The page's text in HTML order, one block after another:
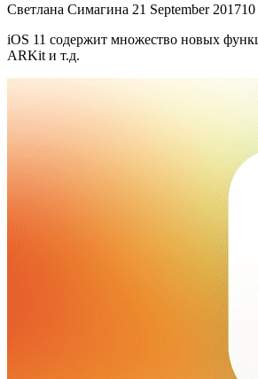
Светлана Симагина 21 September 2017
iOS 11 содержит множество новых
ARKit и т.д.